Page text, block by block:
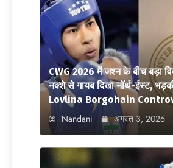
CWG 2026 में जश्न के बीच बड़ा
नक्शे से गायब दिखा नॉर्थ-ईस्ट,
Lovlina Borgohain
Nandani अगस्त 3, 2026